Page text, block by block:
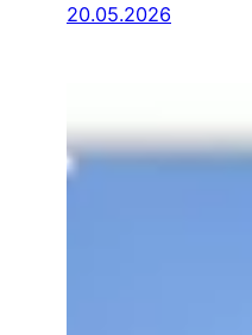
20.05.2026